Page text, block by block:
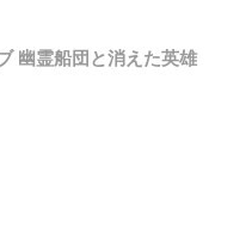
幽霊船団と消えた英雄